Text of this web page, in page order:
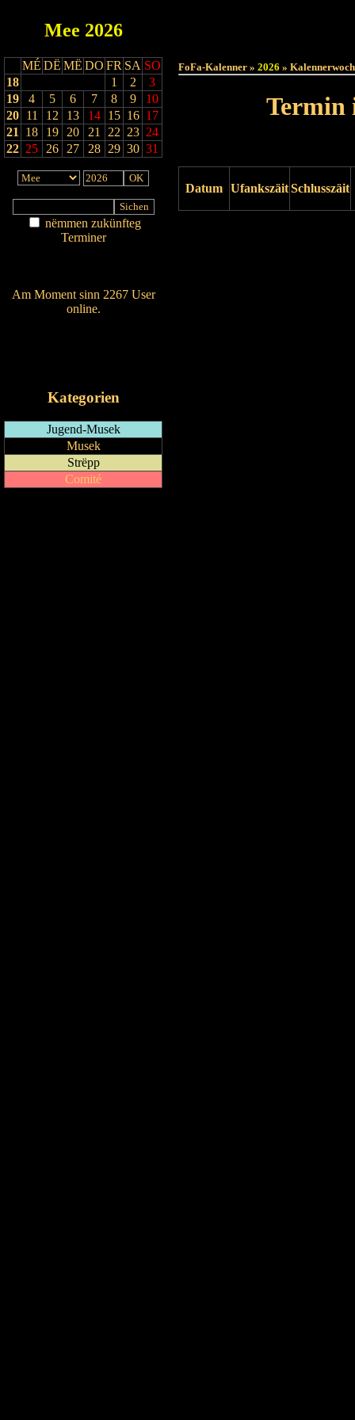
Mee 2026
MÉ DË MË DO FR SA SO
18
1 2
3
19
4 5 6 7 8 9
10
20 11 12 13 14 15 16 17
21
18 19 20 21 22 23 24
22 25 26 27 28 29 30 31
nëmmen zukünfteg
Terminer
Am Moment sinn 2267 User
online.
Kategorien
Jugend-Musek
Musek
Strëpp
Comité
FoFa-Kalenner » 2026 »
Termin
Datum UfankszäitSchlusszäit